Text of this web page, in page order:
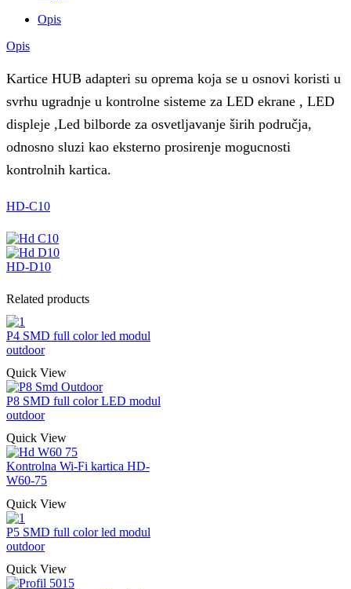
Opis
Opis
Kartice HUB adapteri su oprema koja se u osnovi koristi u
svrhu ugradnje u kontrolne sisteme za LED ekrane , LED
displeje ,Led bilborde za osvetljavanje širih područja,
odnosno sluzi kao eksterno prosirenje mogucnosti
kontrolnih kartica.
HD-C10
HD-D10
Related products
P4 SMD full color led modul
outdoor
Quick View
P8 SMD full color LED modul
outdoor
Quick View
Kontrolna Wi-Fi kartica HD-
W60-75
Quick View
P5 SMD full color led modul
outdoor
Quick View